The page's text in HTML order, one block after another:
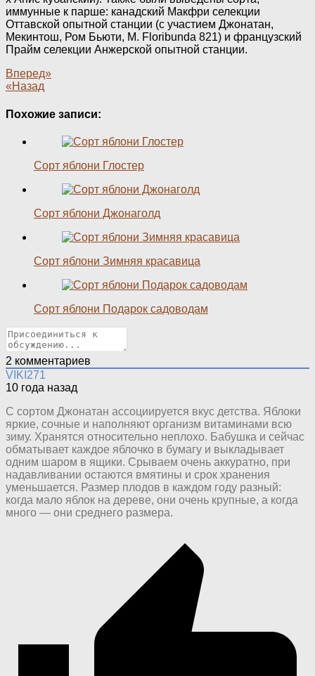
иммунные к парше: канадский Макфри селекции
Оттавской опытной станции (с участием Джонатан,
Мекинтош, Ром Бьюти, M. Floribunda 821) и французский
Прайм селекции Анжерской опытной станции.
Вперед»
«Назад
Похожие записи:
Сорт яблони Глостер
Сорт яблони Джонаголд
Сорт яблони Зимняя красавица
Сорт яблони Подарок садоводам
2 комментариев
VIKI271
10 года назад
С сортом Джонатан ассоциируется вкус детства. Яблоки
яркие, сочные и наполняют организм витаминами всю
зиму. Хранятся относительно неплохо. Бабушка и сейчас
обматывает каждое яблочко в бумагу и выкладывает
одним шаром в ящики. Срываем очень аккуратно, при
надавливании остаются вмятины и срок хранения
уменьшается. Размер плодов в каждом году разный:
когда мало яблок на дереве, они очень крупные, а когда
много — они среднего размера.